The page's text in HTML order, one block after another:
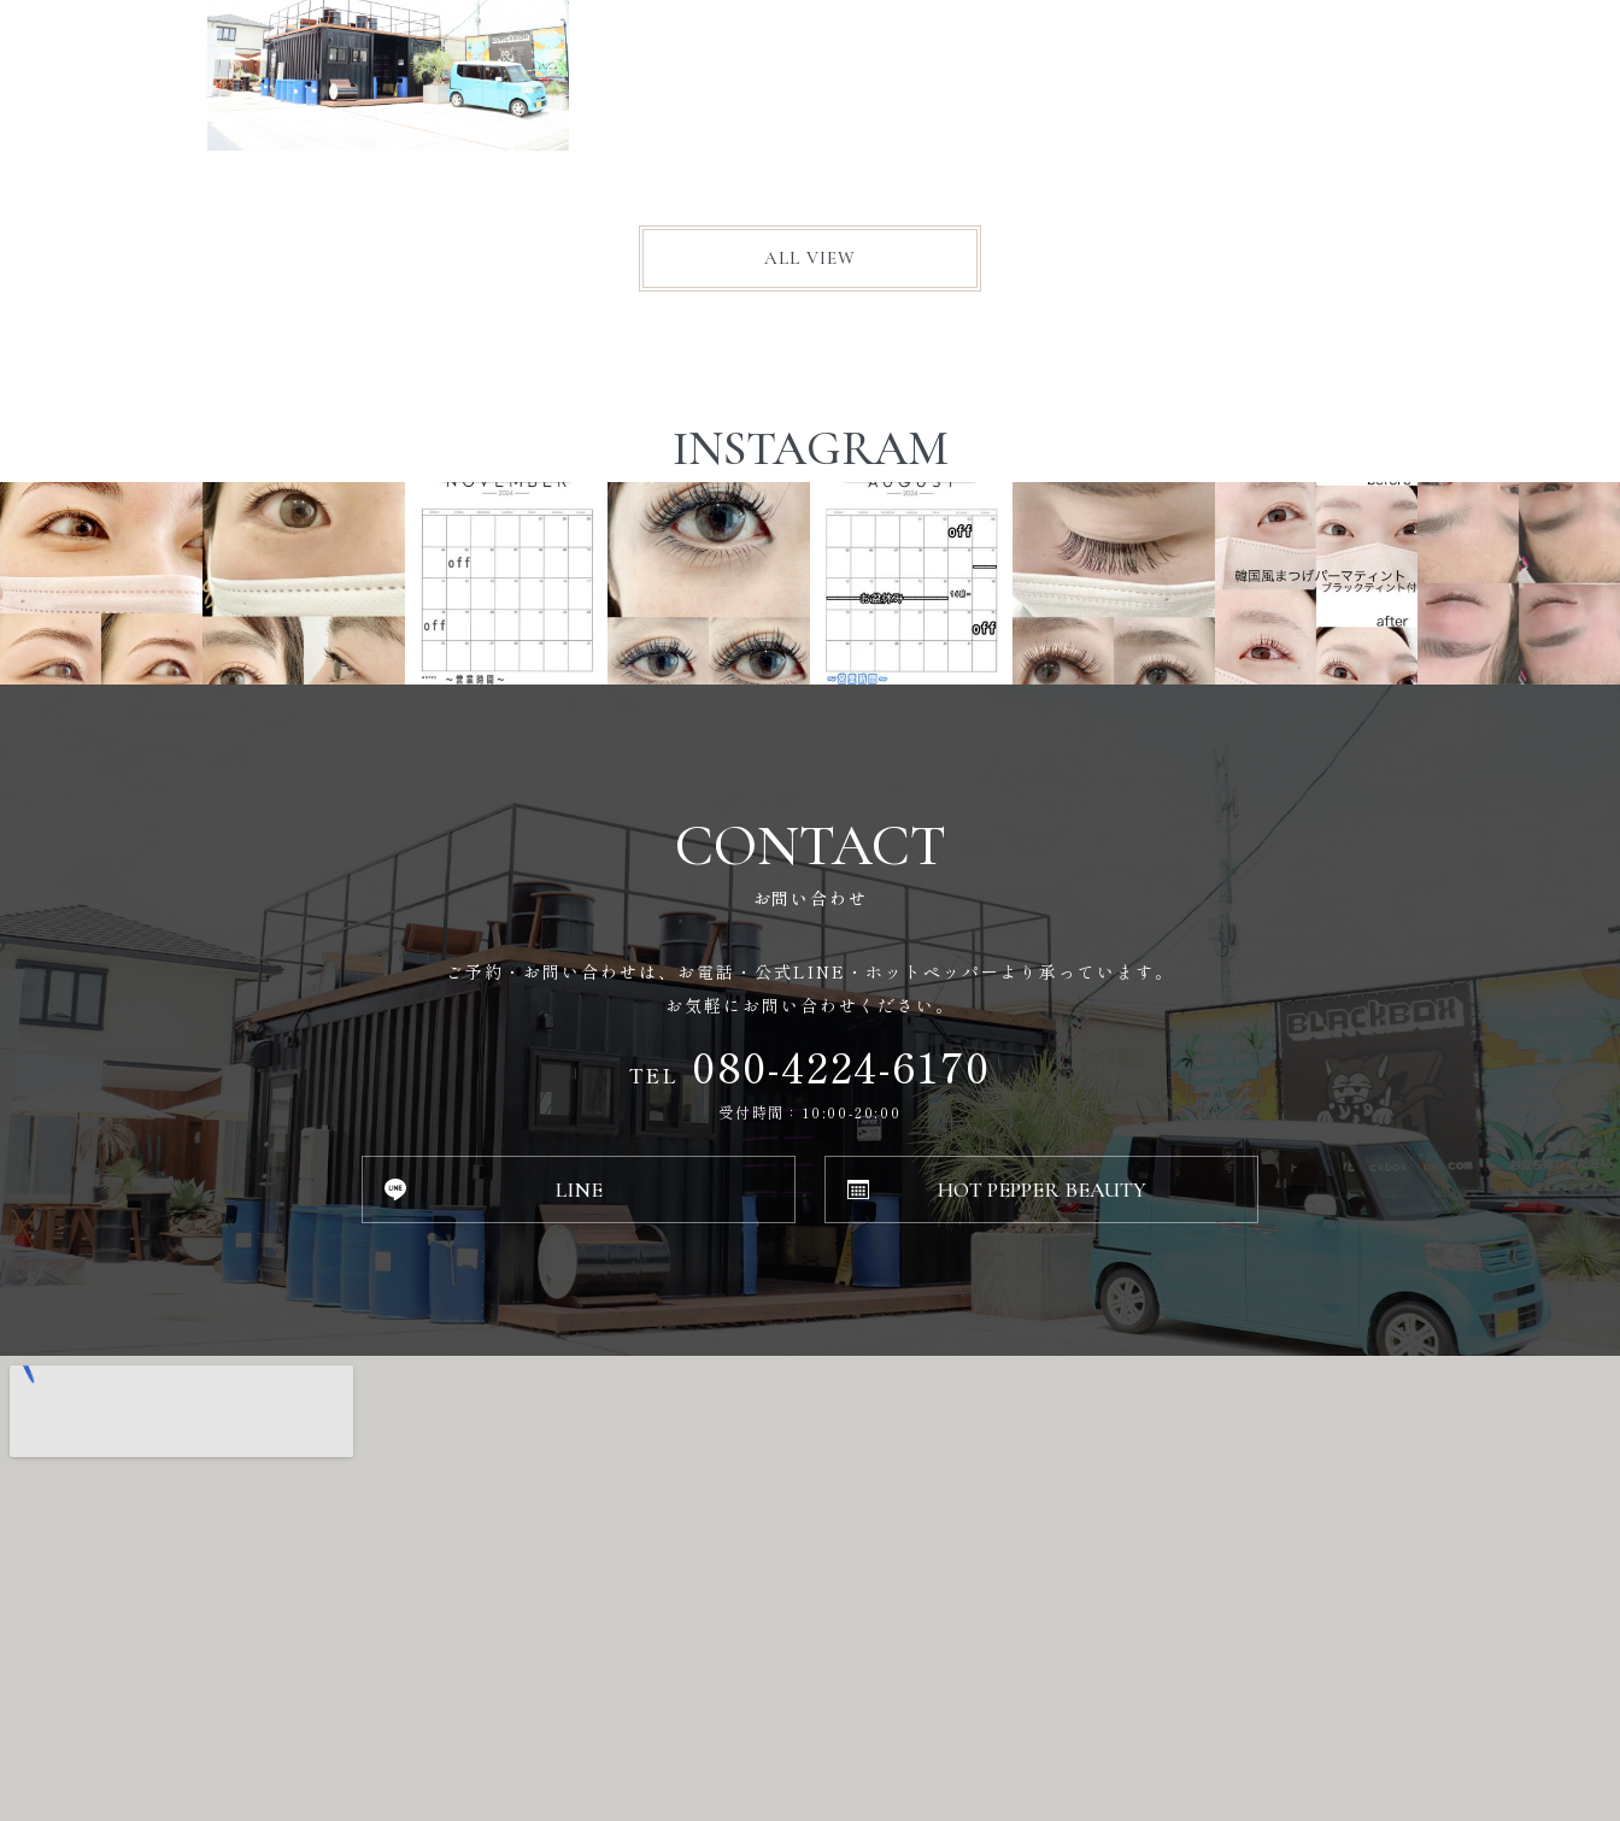
ALL VIEW
INSTAGRAM
次世代まつげパーマ＋ア
イブロウリフト
¥9230
....
韓国風まつ毛パーマブラ
7日から10日持つブラッ
クティント...
11月のscheduleになり
ます。
おります ...
下まつげ付け放題
3300円
.
JCカール 7ミリ
....
8月のscheduleになりま
す。
お盆休みを頂いておりま
すのでご迷惑をお掛け致
ダブルフラットマット
100束
初回7980円
初回オフ無料
....
韓国風まつ毛パーマブラ
ックティント付
7日から10日持つブラッ
クティント...
アイブロウWAX ¥4000
....
CONTACT
お問い合わせ
ご予約・お問い合わせは、お電話・公式LINE・ホットペッパーより承っています。
お気軽にお問い合わせください。
TEL080-4224-6170
受付時間：10:00-20:00
LINE HOT PEPPER BEAUTY